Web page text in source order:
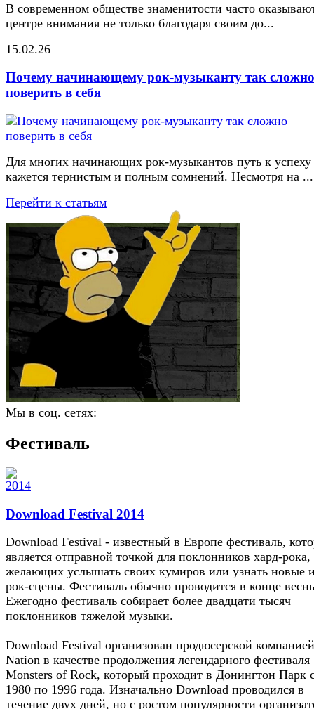
В современном обществе знаменитости часто
центре внимания не только благодаря своим до...
15.02.26
Почему начинающему рок-музыканту так сложно
поверить в себя
Для многих начинающих рок-музыкантов путь к успеху
кажется тернистым и полным сомнений. Несмотря на ...
Перейти к статьям
Мы в соц. сетях:
Фестиваль
Download Festival 2014
Download Festival - известный в Европе фестиваль,
является отправной точкой для поклонников хард-рока,
желающих услышать своих кумиров или узнать новые
рок-сцены. Фестиваль обычно проводится в конце
Ежегодно фестиваль собирает более двадцати тысяч
поклонников тяжелой музыки.
Download Festival организован продюсерской
Nation в качестве продолжения легендарного фестиваля
Monsters of Rock, который проходит в Донингтон Парк
1980 по 1996 года. Изначально Download проводился в
течение двух дней, но с ростом популярности